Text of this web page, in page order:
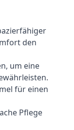
den
um eine
für einen
Pflege